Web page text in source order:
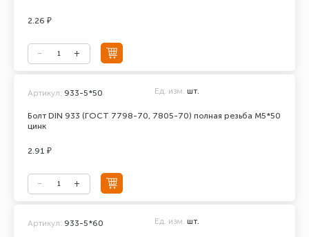
2.26 ₽
Болт DIN 933 (ГОСТ 7798-70, 7805-70) полная резьба М5*50
цинк
Артикул: 933-5*50 Ед. изм. шт.
2.91 ₽
Артикул: 933-5*60 Ед. изм. шт.